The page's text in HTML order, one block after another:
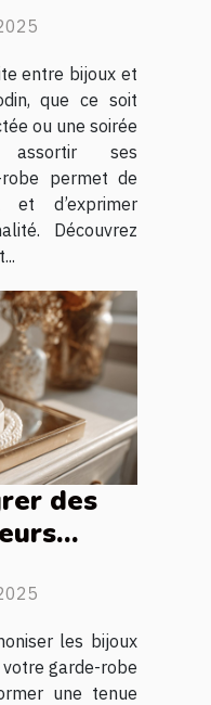
entre bijoux et
que ce soit
ou une soirée
assortir ses
permet de
et d’exprimer
Découvrez
des
les bijoux
garde-robe
une tenue